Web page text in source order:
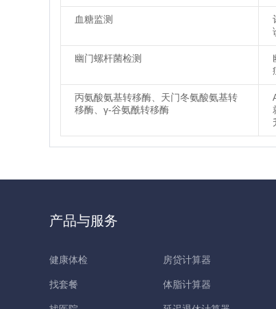
血糖监测
幽门螺杆菌检测
丙氨酸氨基转移酶、天门冬氨酸氨基转
移酶、γ-谷氨酰转移酶
产品与服务
健康体检
找套餐
房贷计算器
体脂计算器